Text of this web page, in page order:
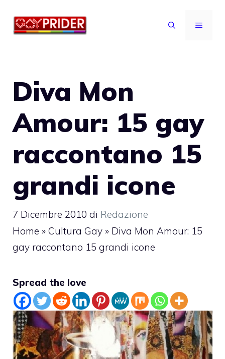
MENU
Diva Mon
Amour: 15 gay
raccontano 15
grandi icone
7 Dicembre 2010 di Redazione
Home » Cultura Gay » Diva Mon Amour: 15
gay raccontano 15 grandi icone
Spread the love